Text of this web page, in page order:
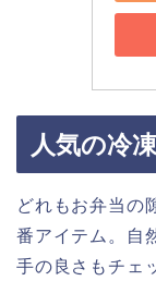
人気の冷
どれもお弁当の
番アイテム。自
手の良さもチェ